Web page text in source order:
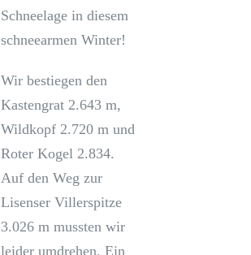
Schneelage in diesem
schneearmen Winter!
Wir bestiegen den
Kastengrat 2.643 m,
Wildkopf 2.720 m und
Roter Kogel 2.834.
Auf den Weg zur
Lisenser Villerspitze
3.026 m mussten wir
leider umdrehen. Ein